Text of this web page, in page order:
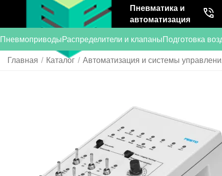
Пневматика и
автоматизация
ПневмоприводыРаспределители и клапаныПодготовка
Главная / Каталог / Автоматизация и системы